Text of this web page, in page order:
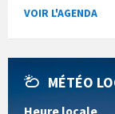
VOIR L'AGENDA
MÉTÉO